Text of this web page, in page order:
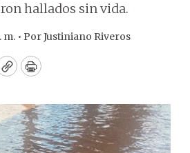
hallados sin vida.
• PorJustiniano Riveros
CopyPrint